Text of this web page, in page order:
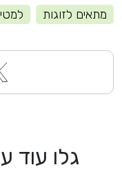
מתאים לזוגות
גלו עוד